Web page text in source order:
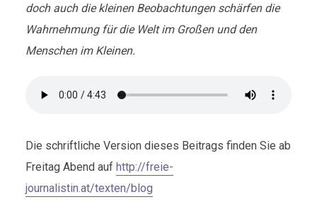
doch auch die kleinen Beobachtungen schärfen die
Wahrnehmung für die Welt im Großen und den
Menschen im Kleinen.
Die schriftliche Version dieses Beitrags finden Sie ab
Freitag Abend auf http://freie-
journalistin.at/texten/blog